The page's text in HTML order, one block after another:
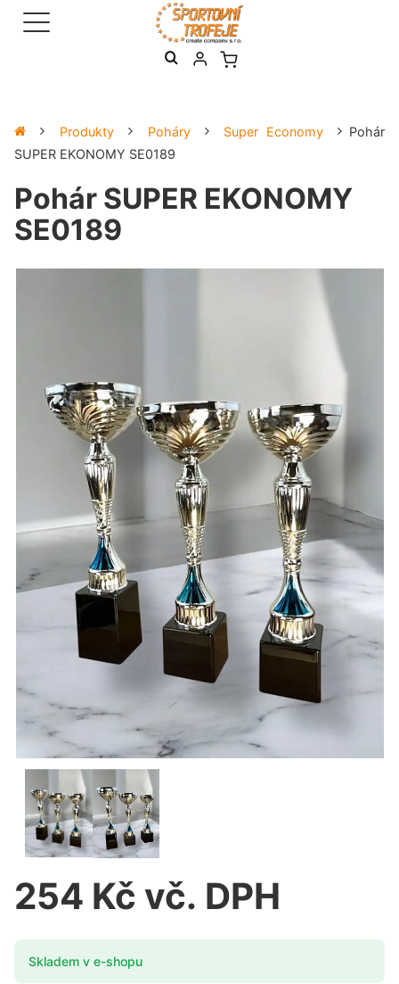
Produkty Poháry Super Economy
Pohár
SUPER EKONOMY SE0189
Pohár SUPER EKONOMY
SE0189
254 Kč vč. DPH
Skladem v e-shopu